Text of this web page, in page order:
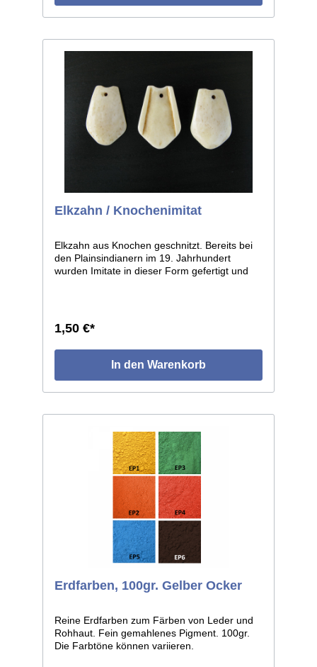
Elkzahn / Knochenimitat
Elkzahn aus Knochen geschnitzt. Bereits bei
den Plainsindianern im 19. Jahrhundert
wurden Imitate in dieser Form gefertigt und
1,50 €*
In den Warenkorb
Erdfarben, 100gr. Gelber Ocker
Reine Erdfarben zum Färben von Leder und
Rohhaut. Fein gemahlenes Pigment. 100gr.
Die Farbtöne können variieren.